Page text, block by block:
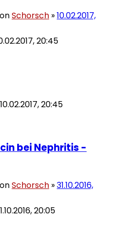
Schorsch »10.02.2017,
20:45
10.02.2017, 20:45
bei Nephritis -
Schorsch »31.10.2016,
20:05